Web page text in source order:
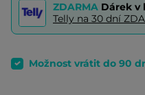
ZDARMA Dárek v
Telly na 30 dní
Možnost vrátit do 90